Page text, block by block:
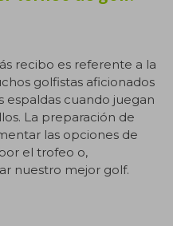
recibo es referente a la
golfistas aficionados
espaldas cuando juegan
La preparación de
las opciones de
el trofeo o,
nuestro mejor golf.